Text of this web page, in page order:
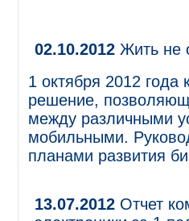
02.10.2012 Жить не
1 октября 2012
решение,
между различными
мобильными.
планами развития
13.07.2012 Отчет